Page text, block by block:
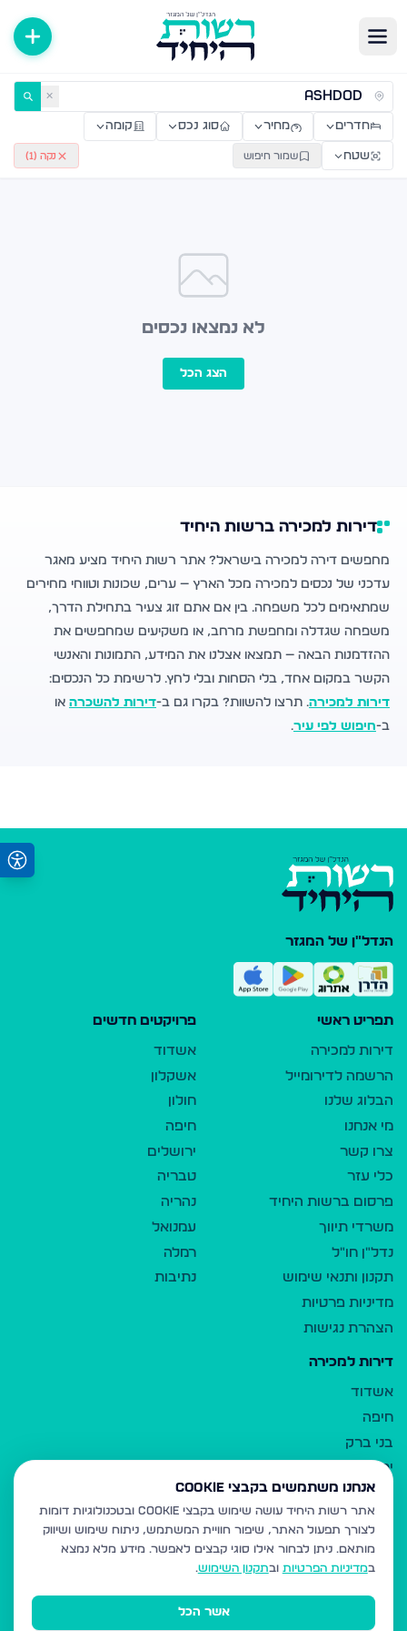
דירות למכירה ולהשכרה — רשות היחיד ✕
חדרים מחיר סוג נכס קומה
שטח שמור חיפוש נקה ( 1
)
לא נמצאו נכסים
הצג הכל
דירות למכירה ברשות היחיד
מחפשים דירה למכירה בישראל? אתר רשות היחיד מציע מאגר
עדכני של נכסים למכירה מכל הארץ — ערים, שכונות וטווחי מחירים
שמתאימים לכל משפחה. בין אם אתם זוג צעיר בתחילת הדרך,
משפחה שגדלה ומחפשת מרחב, או משקיעים שמחפשים את
ההזדמנות הבאה — תמצאו אצלנו את המידע, התמונות והאנשי
הקשר במקום אחד, בלי הסחות ובלי לחץ. לרשימת כל הנכסים:
דירות למכירה. תרצו להשוות? בקרו גם ב-דירות להשכרה או
ב-חיפוש לפי עיר.
הנדל"ן של המגזר
תפריט ראשי
דירות למכירה
הרשמה לדירומייל
הבלוג שלנו
מי אנחנו
צרו קשר
כלי עזר
פרסום ברשות היחיד
משרדי תיווך
נדל"ן חו"ל
תקנון ותנאי שימוש
מדיניות פרטיות
הצהרת נגישות
פרויקטים חדשים
אשדוד
אשקלון
חולון
חיפה
ירושלים
טבריה
נהריה
עמנואל
רמלה
נתיבות
דירות למכירה
אשדוד
חיפה
בני ברק
ירושלים
אלעד
גבעת זאב
בית שמש
רכסים
מודיעין עילית
אנחנו משתמשים בקבצי Cookie
אתר רשות היחיד עושה שימוש בקבצי Cookie ובטכנולוגיות דומות
לצורך תפעול האתר, שיפור חוויית המשתמש, ניתוח שימוש ושיווק
מותאם. ניתן לבחור אילו סוגי קבצים לאפשר. מידע מלא נמצא
במדיניות הפרטיות ובתקנון השימוש.
אשר הכל